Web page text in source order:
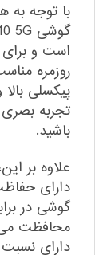
با توجه
است و برای
روزمره
پیکسلی
تجربه بصری
باشید.
گوشی در
محافظت